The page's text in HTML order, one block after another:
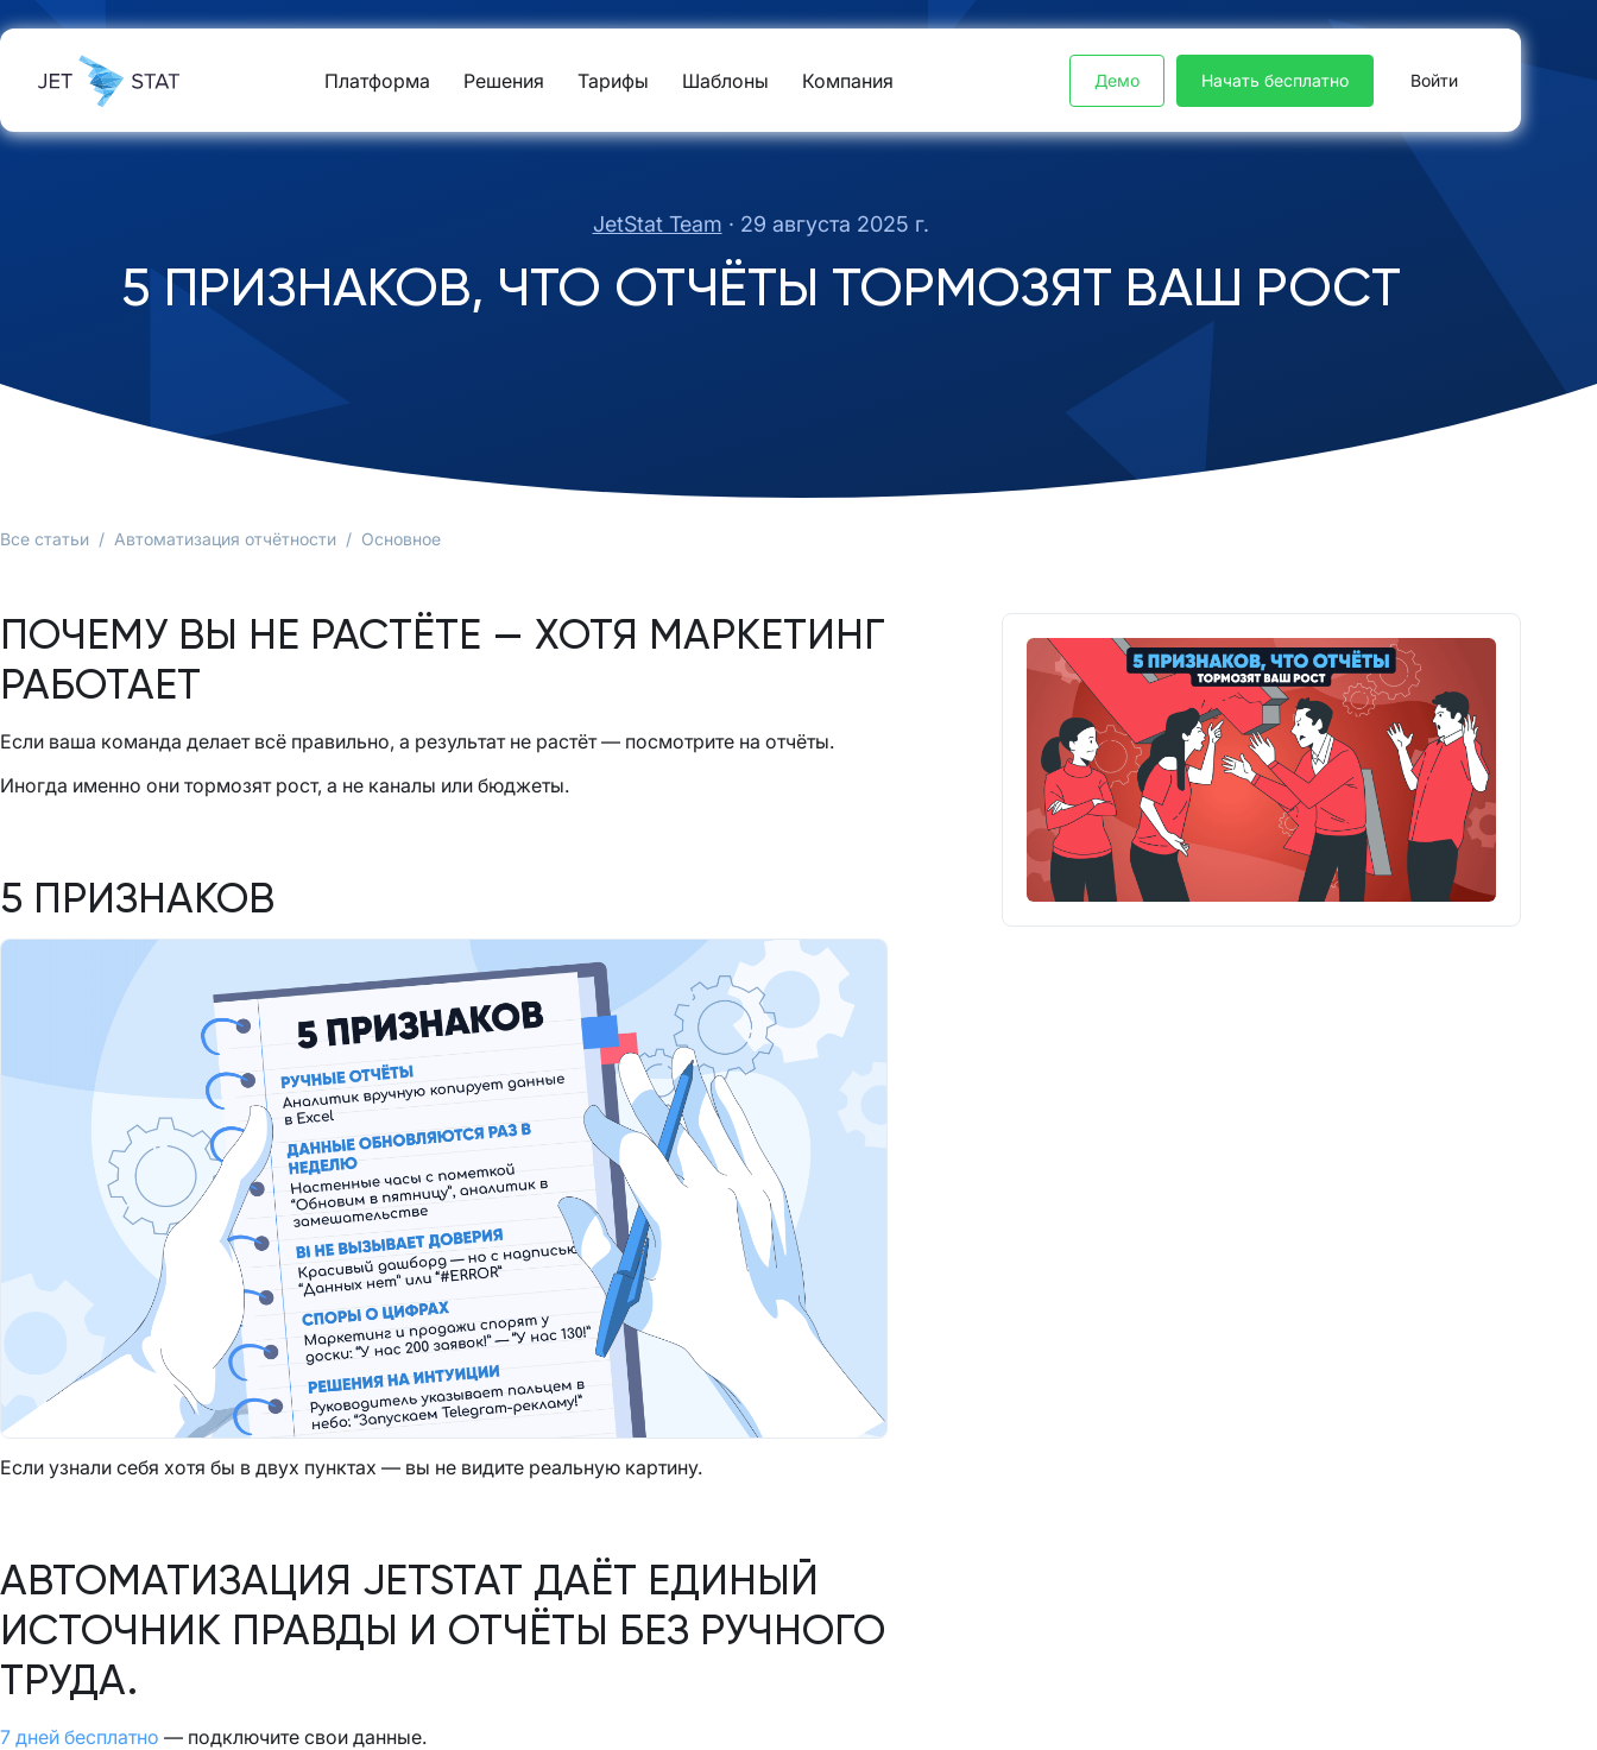
Платформа Решения Тарифы Шаблоны Компания Демо Начать бесплатно Войти
JetStat Team · 29 августа 2025 г.
5 ПРИЗНАКОВ, ЧТО ОТЧЁТЫ ТОРМОЗЯТ ВАШ РОСТ
Все статьи / Автоматизация отчётности / Основное
ПОЧЕМУ ВЫ НЕ РАСТЁТЕ — ХОТЯ МАРКЕТИНГ
РАБОТАЕТ
Если ваша команда делает всё правильно, а результат не растёт — посмотрите на отчёты.
Иногда именно они тормозят рост, а не каналы или бюджеты.
5 ПРИЗНАКОВ
Если узнали себя хотя бы в двух пунктах — вы не видите реальную картину.
АВТОМАТИЗАЦИЯ JETSTAT ДАЁТ ЕДИНЫЙ
ИСТОЧНИК ПРАВДЫ И ОТЧЁТЫ БЕЗ РУЧНОГО
ТРУДА.
7 дней бесплатно — подключите свои данные.